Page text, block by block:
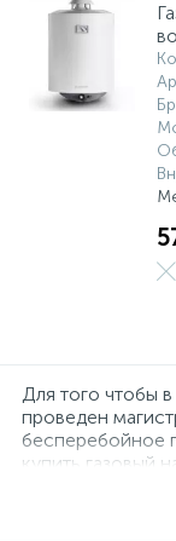
Для того чтобы
проведен
бесперебойное
купить газовый
бойлер